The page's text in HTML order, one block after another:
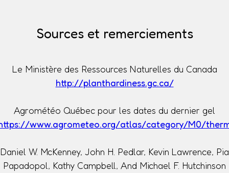
Sources et remerciements
Le Ministère des Ressources Naturelles du Canada
http://planthardiness.gc.ca/
Agrométéo Québec pour les dates du dernier gel
www.agrometeo.org/atlas/category/M0/
Daniel W. McKenney, John H. Pedlar, Kevin Lawrence, Pia
Papadopol, Kathy Campbell, And Michael F. Hutchinson